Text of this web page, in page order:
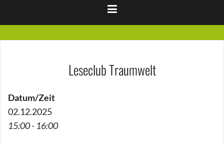
Leseclub Traumwelt
Datum/Zeit
02.12.2025
15:00 - 16:00